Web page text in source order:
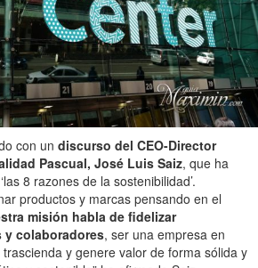
con un discurso del CEO-Director
Pascual, José Luis Saiz, que ha
8 razones de la sostenibilidad’.
productos y marcas pensando en el
misión habla de fidelizar
colaboradores, ser una empresa en
y genere valor de forma sólida y